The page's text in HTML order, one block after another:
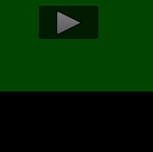
Play